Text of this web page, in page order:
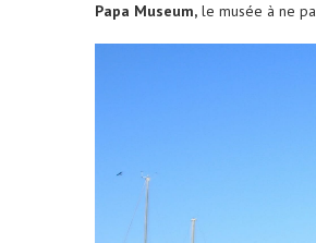
Papa Museum, le musée à ne